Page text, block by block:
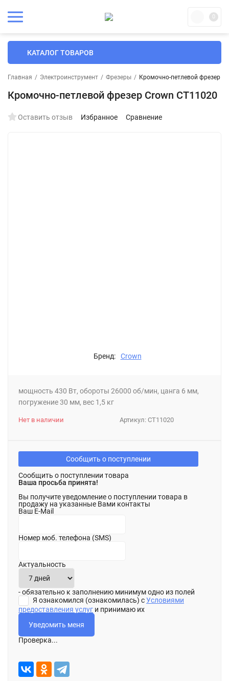
0
КАТАЛОГ ТОВАРОВ
Главная / Электроинструмент / Фрезеры / Кромочно-петлевой фрезер
Кромочно-петлевой фрезер Crown CT11020
Оставить отзыв Избранное Сравнение
Бренд: Crown
мощность 430 Вт, обороты 26000 об/мин, цанга 6 мм,
погружение 30 мм, вес 1,5 кг
Артикул: CT11020
Нет в наличии
Сообщить о поступлении
Сообщить о поступлении товара
Ваша просьба принята!
Вы получите уведомление о поступлении товара в
продажу на указанные Вами контакты
Ваш E-Mail
Номер моб. телефона (SMS)
Актуальность
- обязательно к заполнению минимум одно из полей
Я ознакомился (ознакомилась) сУсловиями
предоставления услуг и принимаю их
Проверка...